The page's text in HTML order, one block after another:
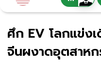
ศึก EV โลกแข่ง
จีนผงาดอุตสาหก